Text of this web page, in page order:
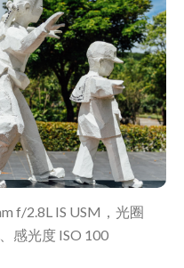
f/2.8L IS USM，光圈
感光度 ISO 100